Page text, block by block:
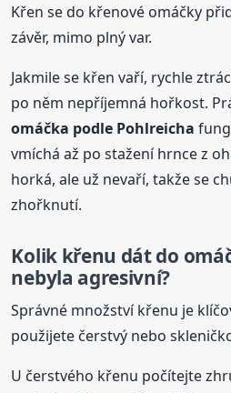
Křen se do křenové omáčky
závěr, mimo plný var.
Jakmile se křen vaří, rychle
po něm nepříjemná hořkost.
omáčka podle Pohlreicha
vmíchá až po stažení hrnce z
horká, ale už nevaří, takže se
zhořknutí.
Kolik křenu dát do
nebyla agresivní?
Správné množství křenu je
použijete čerstvý nebo
U čerstvého křenu počítejte